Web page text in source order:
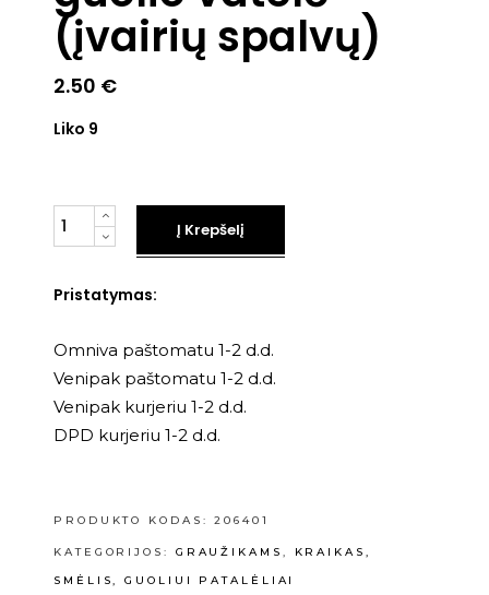
(įvairių spalvų)
2.50 €
Liko 9
Kiekis
Į Krepšelį
Pristatymas:
Omniva paštomatu 1-2 d.d.
Venipak paštomatu 1-2 d.d.
Venipak kurjeriu 1-2 d.d.
DPD kurjeriu 1-2 d.d.
PRODUKTO KODAS:206401
KATEGORIJOS: GRAUŽIKAMS ,
KRAIKAS,
SMĖLIS, GUOLIUI PATALĖLIAI